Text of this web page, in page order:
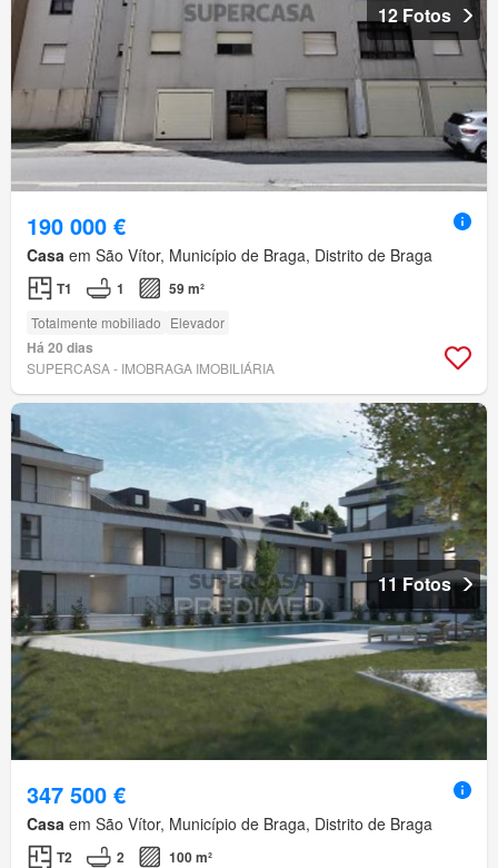
12 Fotos
190 000 €
Casa em São Vítor, Município de Braga, Distrito de Braga
T1 1 59 m²
Totalmente mobiliado Elevador
Há 20 dias
SUPERCASA - IMOBRAGA IMOBILIÁRIA
11 Fotos
347 500 €
Casa em São Vítor, Município de Braga, Distrito de Braga
T2 2 100 m²